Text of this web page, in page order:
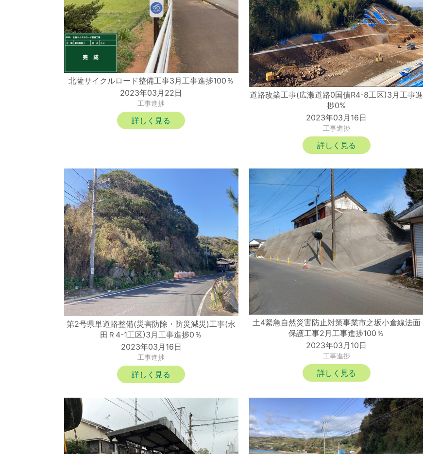
北薩サイクルロード整備工事3月工事進捗100％
2023年03月22日
工事進捗
詳しく見る
道路改築工事(広瀬道路0国債R4-8工区)3月工事進
捗0%
2023年03月16日
工事進捗
詳しく見る
第2号県単道路整備(災害防除・防災減災)工事(永
田Ｒ4-1工区)3月工事進捗0％
2023年03月16日
工事進捗
詳しく見る
土4緊急自然災害防止対策事業市之坂小倉線法面
保護工事2月工事進捗100％
2023年03月10日
工事進捗
詳しく見る